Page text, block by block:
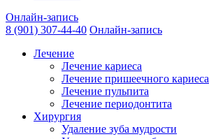
Онлайн-запись
8 (901) 307-44-40 Онлайн-запись
Лечение
Лечение кариеса
Лечение пришеечного кариеса
Лечение пульпита
Лечение периодонтита
Хирургия
Удаление зуба мудрости